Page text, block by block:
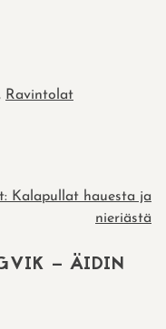
, Ravintolat
Kalapullat hauesta ja
nieriästä
– ÄIDIN